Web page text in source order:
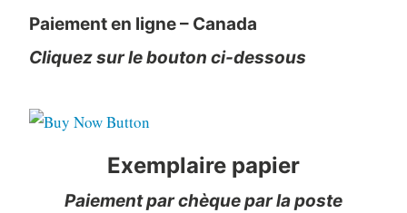
Paiement en ligne – Canada
Cliquez sur le bouton ci-dessous
Exemplaire papier
Paiement par chèque par la poste